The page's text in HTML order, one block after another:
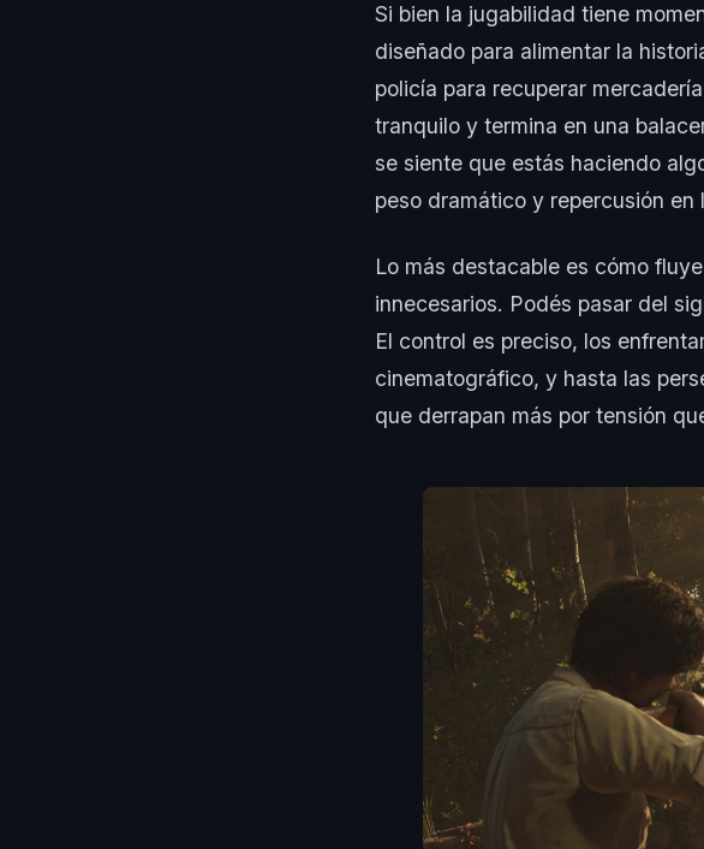
Si bien la jugabilidad tiene
diseñado para alimentar la
policía para recuperar
tranquilo y termina en una
se siente que estás haciendo
peso dramático y repercusión en
Lo más destacable es cómo
innecesarios. Podés pasar del
El control es preciso, los
cinematográfico, y hasta las
que derrapan más por tensión